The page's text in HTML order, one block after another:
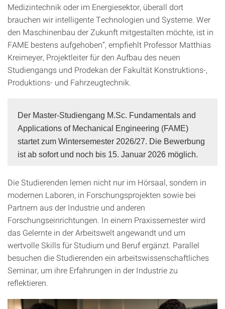
Medizintechnik oder im Energiesektor, überall dort
brauchen wir intelligente Technologien und Systeme. Wer
den Maschinenbau der Zukunft mitgestalten möchte, ist in
FAME bestens aufgehoben“, empfiehlt Professor Matthias
Kreimeyer, Projektleiter für den Aufbau des neuen
Studiengangs und Prodekan der Fakultät Konstruktions-,
Produktions- und Fahrzeugtechnik.
Der Master-Studiengang M.Sc. Fundamentals and
Applications of Mechanical Engineering (FAME)
startet zum Wintersemester 2026/27. Die Bewerbung
ist ab sofort und noch bis 15. Januar 2026 möglich.
Die Studierenden lernen nicht nur im Hörsaal, sondern in
modernen Laboren, in Forschungsprojekten sowie bei
Partnern aus der Industrie und anderen
Forschungseinrichtungen. In einem Praxissemester wird
das Gelernte in der Arbeitswelt angewandt und um
wertvolle Skills für Studium und Beruf ergänzt. Parallel
besuchen die Studierenden ein arbeitswissenschaftliches
Seminar, um ihre Erfahrungen in der Industrie zu
reflektieren.